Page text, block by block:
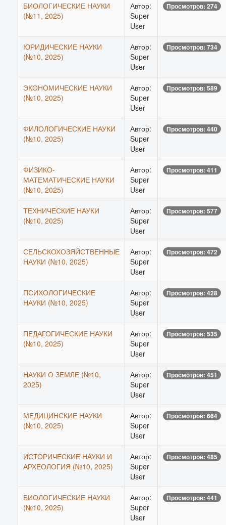
БИОЛОГИЧЕСКИЕ НАУКИ
(№11, 2025)
Автор:
Super
User
Просмотров: 274
ЮРИДИЧЕСКИЕ НАУКИ
(№10, 2025)
Автор:
Super
User
Просмотров: 734
ЭКОНОМИЧЕСКИЕ НАУКИ
(№10, 2025)
Автор:
Super
User
Просмотров: 589
ФИЛОЛОГИЧЕСКИЕ НАУКИ
(№10, 2025)
Автор:
Super
User
Просмотров: 440
ФИЗИКО-
МАТЕМАТИЧЕСКИЕ НАУКИ
(№10, 2025)
Автор:
Super
User
Просмотров: 411
ТЕХНИЧЕСКИЕ НАУКИ
(№10, 2025)
Автор:
Super
User
Просмотров: 577
СЕЛЬСКОХОЗЯЙСТВЕННЫЕ
НАУКИ (№10, 2025)
Автор:
Super
User
Просмотров: 472
ПСИХОЛОГИЧЕСКИЕ
НАУКИ (№10, 2025)
Автор:
Super
User
Просмотров: 428
ПЕДАГОГИЧЕСКИЕ НАУКИ
(№10, 2025)
Автор:
Super
User
Просмотров: 535
НАУКИ О ЗЕМЛЕ (№10,
2025)
Автор:
Super
User
Просмотров: 451
МЕДИЦИНСКИЕ НАУКИ
(№10, 2025)
Автор:
Super
User
Просмотров: 664
ИСТОРИЧЕСКИЕ НАУКИ И
АРХЕОЛОГИЯ (№10, 2025)
Автор:
Super
User
Просмотров: 485
БИОЛОГИЧЕСКИЕ НАУКИ
(№10, 2025)
Автор:
Super
User
Просмотров: 441